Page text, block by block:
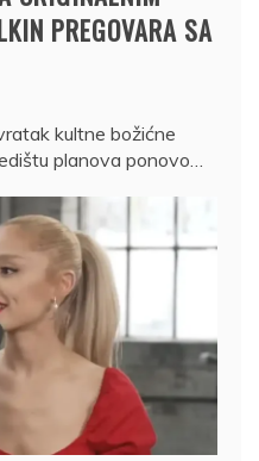
PREGOVARA SA
kultne božićne
planova ponovo…